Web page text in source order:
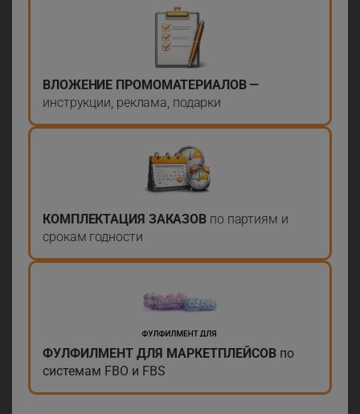
ВЛОЖЕНИЕ ПРОМОМАТЕРИАЛОВ —
инструкции, реклама, подарки
КОМПЛЕКТАЦИЯ ЗАКАЗОВ по партиям и
срокам годности
ФУЛФИЛМЕНТ ДЛЯ МАРКЕТПЛЕЙСОВ по
системам FBO и FBS